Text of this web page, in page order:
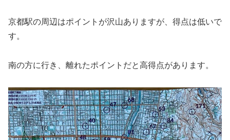
京都駅の周辺はポイントが沢山ありますが、得点は低いで
す。
南の方に行き、離れたポイントだと高得点があります。